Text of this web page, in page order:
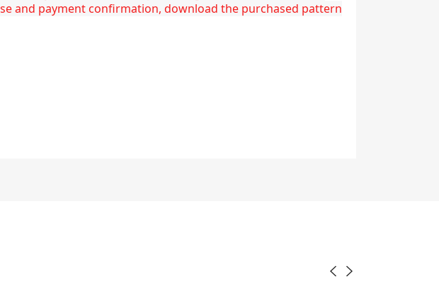
and payment confirmation, download the purchased pattern